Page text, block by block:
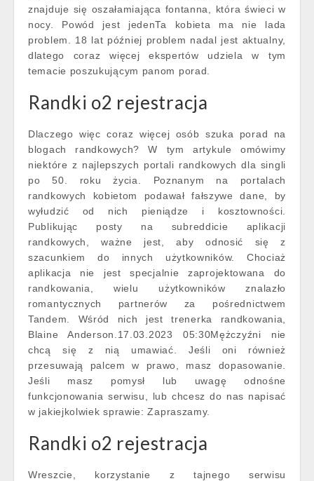
znajduje się oszałamiająca fontanna, która świeci w
nocy. Powód jest jedenTa kobieta ma nie lada
problem. 18 lat później problem nadal jest aktualny,
dlatego coraz więcej ekspertów udziela w tym
temacie poszukującym panom porad.
Randki o2 rejestracja
Dlaczego więc coraz więcej osób szuka porad na
blogach randkowych? W tym artykule omówimy
niektóre z najlepszych portali randkowych dla singli
po 50. roku życia. Poznanym na portalach
randkowych kobietom podawał fałszywe dane, by
wyłudzić od nich pieniądze i kosztowności.
Publikując posty na subreddicie aplikacji
randkowych, ważne jest, aby odnosić się z
szacunkiem do innych użytkowników. Chociaż
aplikacja nie jest specjalnie zaprojektowana do
randkowania, wielu użytkowników znalazło
romantycznych partnerów za pośrednictwem
Tandem. Wśród nich jest trenerka randkowania,
Blaine Anderson.17.03.2023 05:30Mężczyźni nie
chcą się z nią umawiać. Jeśli oni również
przesuwają palcem w prawo, masz dopasowanie.
Jeśli masz pomysł lub uwagę odnośne
funkcjonowania serwisu, lub chcesz do nas napisać
w jakiejkolwiek sprawie: Zapraszamy.
Randki o2 rejestracja
Wreszcie, korzystanie z tajnego serwisu